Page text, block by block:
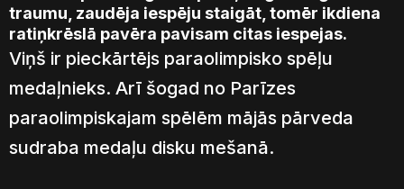
traumu, zaudēja iespēju staigāt, tomēr ikdiena
ratiņkrēslā pavēra pavisam citas iespejas.
Viņš ir pieckārtējs paraolimpisko spēļu
medaļnieks. Arī šogad no Parīzes
paraolimpiskajam spēlēm mājās pārveda
sudraba medaļu disku mešanā.